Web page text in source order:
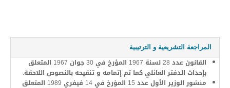
تاريخ المدينة
زيارة المدينة
الحياة الإقتصادية
المراجعة التشريعية و الترتيبية
القانون عدد 28 لسنة 1967 المؤرخ في 30 جوان 1967 المتعلق
بإحداث الدفتر العائلي كما تم إتمامه و تنقيحه بالنصوص اللاحقة.
منشور الوزير الأول عدد 15 المؤرخ في 14 فيفري 1989 المتعلق